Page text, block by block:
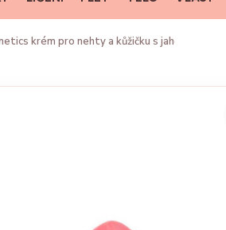
krém pro nehty a kůžičku s jahodovou